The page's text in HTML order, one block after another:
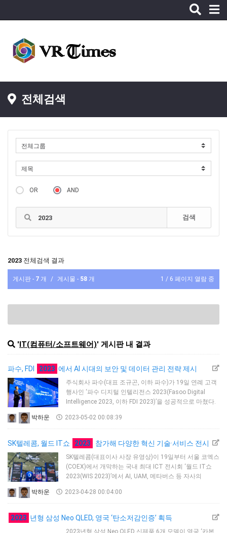
Toggle
전체검색
OR AND
검색
2023 전체검색 결과
게시판 - 7 개 / 게시물 - 58 개 1 / 6 페이지 열람 중
'IT(컴퓨터/소프트웨어)' 게시판 내 결과
파수, FDI 2023 에서 AI 시대의 보안 및 데이터 관리 전략 제시
주식회사 파수(대표 조규곤, 이하 파수)가 19일 연례 고객
행사인 ‘파수 디지털 인텔리전스 2023(Fasoo Digital
Intelligence 2023, 이하 FDI 2023)’을 성공적으로 마쳤다.
함께한 이번 행사에서 파수는 AI 시대를 위한 보안 및
데이터 관리 전략을 제시했다.19일 오후 여의도 페어몬트
앰배서더 서울에서 개최된 FDI 2023은 ‘Generative AI:
Applications Risks and Data(생성 AI: 애플리케이션, 리…
박하운 2023-05-02 00:08:39
SK텔레콤, 월드 IT쇼 2023 참가해 다양한 혁신 기술·서비스 전시
SK텔레콤(대표이사 사장 유영상)이 19일부터 서울 코엑스
(COEX)에서 개막하는 국내 최대 ICT 전시회 ‘월드 IT쇼
2023(WIS 2023)’에서 AI, UAM, 메타버스 등 자사의
전시에서 이미 우리 생활 속에 깊이 자리 잡은 SKT의 AI를
상징하는 ‘AI & I’라는 테마로, 코딩 언어를 형상화한
디자인의 870㎡ 규모 전시관을 운영한다.SKT는 전시
박하운 2023-04-28 00:04:00
2023 년형 삼성 Neo QLED, 영국 ‘탄소저감인증’ 획득
2023년형 삼성 Neo QLED 신제품 6개 모델이 영국 ‘카본